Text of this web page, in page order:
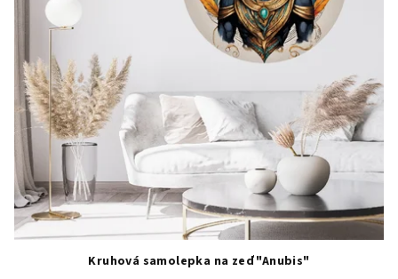
Kruhová samolepka na zeď "Anubis"